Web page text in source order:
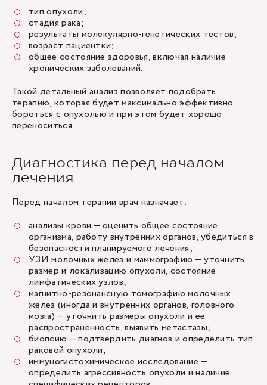
тип опухоли;
стадия рака;
результаты молекулярно-генетических тестов;
возраст пациентки;
общее состояние здоровья, включая наличие
хронических заболеваний.
Такой детальный анализ позволяет подобрать
терапию, которая будет максимально эффективно
бороться с опухолью и при этом будет хорошо
переноситься.
Диагностика перед началом
лечения
Перед началом терапии врач назначает:
анализы крови — оценить общее состояние
организма, работу внутренних органов, убедиться в
безопасности планируемого лечения;
УЗИ молочных желез и маммографию — уточнить
размер и локализацию опухоли, состояние
лимфатических узлов;
магнитно-резонансную томографию молочных
желез (иногда и внутренних органов, головного
мозга) — уточнить размеры опухоли и ее
распространенность, выявить метастазы;
биопсию — подтвердить диагноз и определить тип
раковой опухоли;
иммуногистохимическое исследование —
определить агрессивность опухоли и наличие